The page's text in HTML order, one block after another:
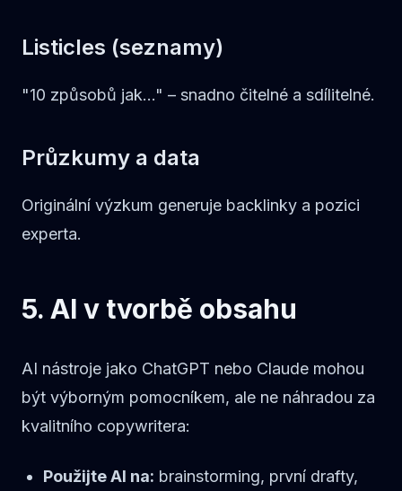
Listicles (seznamy)
"10 způsobů jak..." – snadno čitelné a sdílitelné.
Průzkumy a data
Originální výzkum generuje backlinky a pozici
experta.
5. AI v tvorbě obsahu
AI nástroje jako ChatGPT nebo Claude mohou
být výborným pomocníkem, ale ne náhradou za
kvalitního copywritera:
Použijte AI na: brainstorming, první drafty,